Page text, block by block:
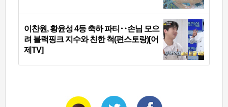
이찬원, 황윤성 4등 축하 파티‥손님 모으
려 블랙핑크 지수와 친한 척(편스토랑)[어
제TV]